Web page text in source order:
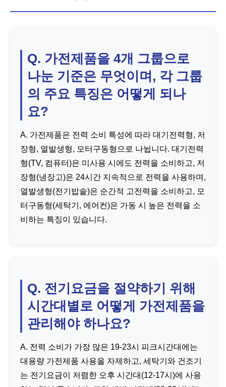
Q. 가전제품을 4개 그룹으로
나눈 기준은 무엇이며, 각 그룹
의 주요 특징은 어떻게 되나
요?
A. 가전제품은 전력 소비 특성에 따라 대기전력형, 저
장형, 열발생형, 모터구동형으로 나뉩니다. 대기전력
형(TV, 컴퓨터)은 미사용 시에도 전력을 소비하고, 저
장형(냉장고)은 24시간 지속적으로 전력을 사용하며,
열발생형(전기밥솥)은 순간적 고전력을 소비하고, 모
터구동형(세탁기, 에어컨)은 가동 시 높은 전력을 소
비하는 특징이 있습니다.
Q. 전기요금을 절약하기 위해
시간대별로 어떻게 가전제품을
관리해야 하나요?
A. 전력 소비가 가장 많은 19-23시 피크시간대에는
대용량 가전제품 사용을 자제하고, 세탁기와 건조기
는 전기요금이 저렴한 오후 시간대(12-17시)에 사용